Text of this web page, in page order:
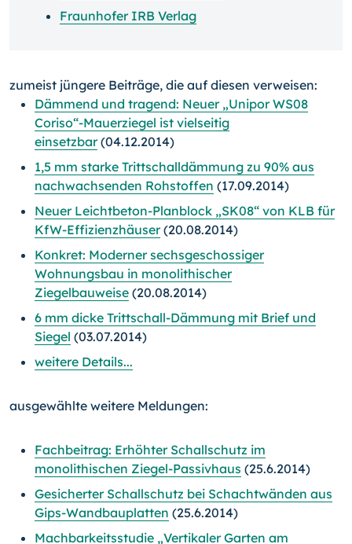
Fraunhofer IRB Verlag
zumeist jüngere Beiträge, die auf diesen verweisen:
Dämmend und tragend: Neuer „Unipor WS08
Coriso“-Mauerziegel ist vielseitig
einsetzbar(04.12.2014)
1,5 mm starke Trittschalldämmung zu 90% aus
nachwachsenden Rohstoffen (17.09.2014)
Neuer Leichtbeton-Planblock „SK08“ von KLB für
KfW-Effizienzhäuser(20.08.2014)
Konkret: Moderner sechsgeschossiger
Wohnungsbau in monolithischer
Ziegelbauweise (20.08.2014)
6 mm dicke Trittschall-Dämmung mit Brief und
Siegel (03.07.2014)
weitere Details...
ausgewählte weitere Meldungen:
Fachbeitrag: Erhöhter Schallschutz im
monolithischen Ziegel-Passivhaus (25.6.2014)
Gesicherter Schallschutz bei Schachtwänden aus
Gips-Wandbauplatten (25.6.2014)
Machbarkeitsstudie „Vertikaler Garten am